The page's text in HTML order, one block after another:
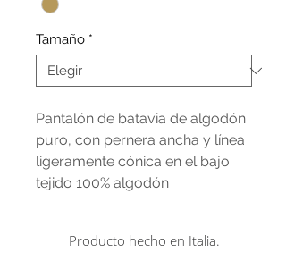
Tamaño *
Pantalón de batavia de algodón
puro, con pernera ancha y línea
ligeramente cónica en el bajo.
tejido 100% algodón
Producto hecho en Italia.